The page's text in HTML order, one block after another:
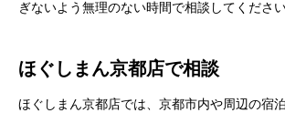
ぎないよう無理のない時間で相談してください
ほぐしまん京都店で相談
ほぐしまん京都店では、京都市内や周辺の宿